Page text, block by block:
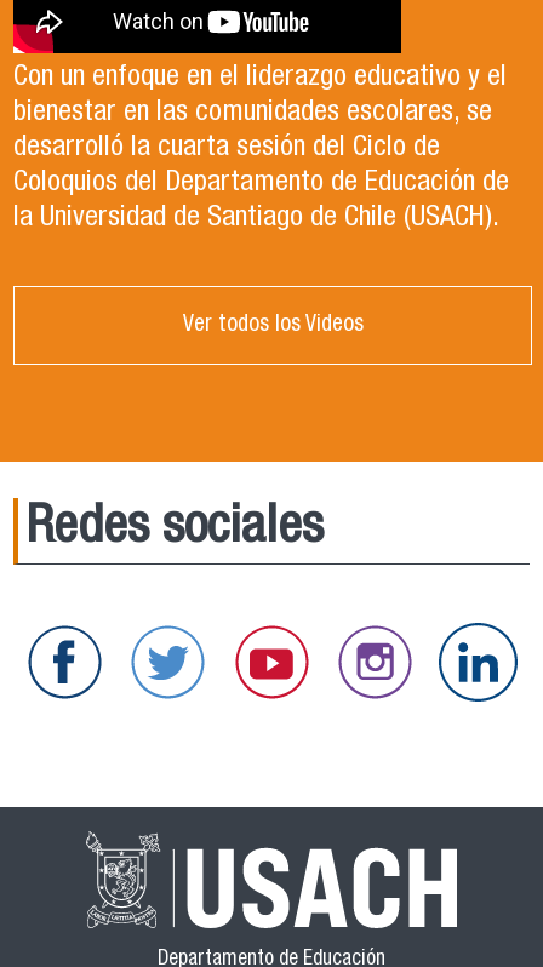
Con un enfoque en el liderazgo educativo y el
bienestar en las comunidades escolares, se
desarrolló la cuarta sesión del Ciclo de
Coloquios del Departamento de Educación de
la Universidad de Santiago de Chile (USACH).
Ver todos los Videos
Redes sociales
Departamento de Educación